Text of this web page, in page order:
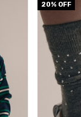
20% OFF